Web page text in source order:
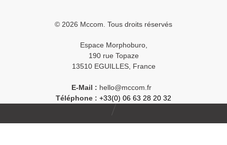
© 2026 Mccom. Tous droits réservés
Espace Morphoburo,
190 rue Topaze
13510 EGUILLES, France
E-Mail : hello@mccom.fr
Téléphone : +33(0) 06 63 28 20 32